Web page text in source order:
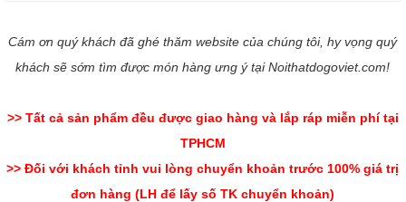
Cám ơn quý khách đã ghé thăm website của chúng tôi, hy vọng quý
khách sẽ sớm tìm được món hàng ưng ý tại Noithatdogoviet.com!
>> Tất cả sản phẩm đều được giao hàng và lắp ráp miễn phí tại
TPHCM
>> Đối với khách tỉnh vui lòng chuyển khoản trước 100% giá trị
đơn hàng (LH để lấy số TK chuyển khoản)